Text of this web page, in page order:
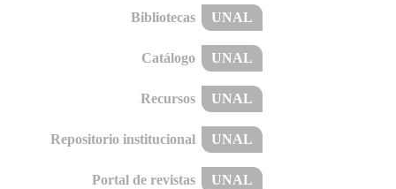
Bibliotecas UNAL
Catálogo UNAL
Recursos UNAL
Repositorio institucional UNAL
Portal de revistas UNAL